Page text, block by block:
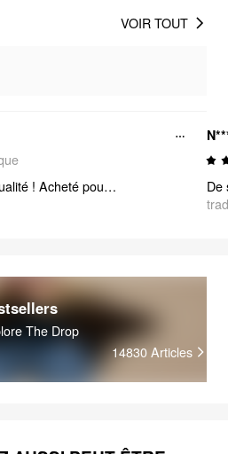
VOIR TOUT
Adorable et d'excellente qualité ! Acheté pour un spectacle que je fais, et ils correspondent parfaitement à mes costumes !!
The Drop
14830 Articles